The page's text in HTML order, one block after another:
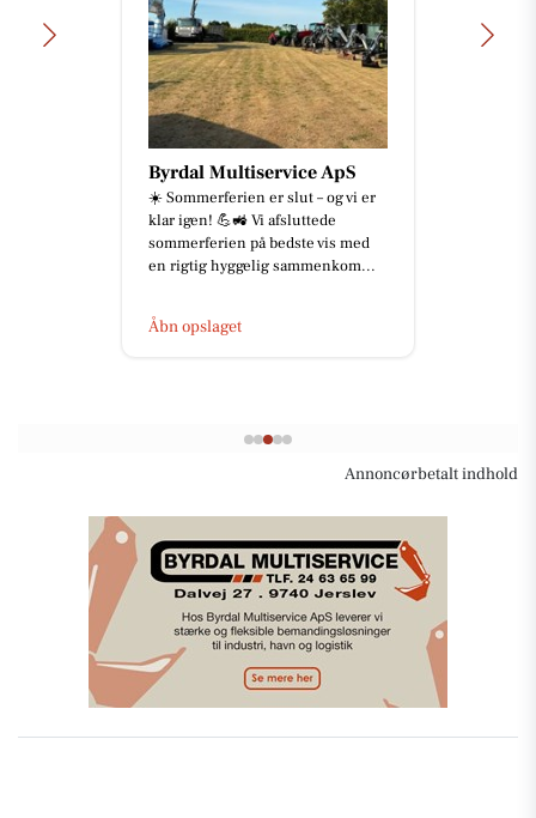
Byrdal Multiservice ApS
☀️ Sommerferien er slut – og vi er
klar igen! 💪🚜 Vi afsluttede
sommerferien på bedste vis med
en rigtig hyggelig sammenkom...
Åbn opslaget
Annoncørbetalt indhold